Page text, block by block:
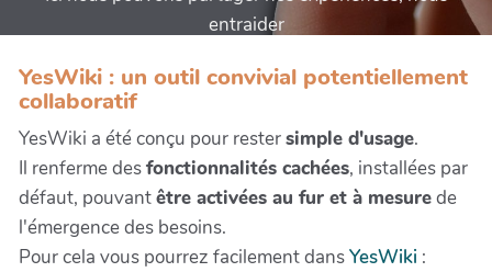
entraider
YesWiki : un outil convivial potentiellement
collaboratif
YesWiki a été conçu pour restersimple d'usage.
Il renferme desfonctionnalités cachées, installées par
défaut, pouvantêtre activées au fur et à mesurede
l'émergence des besoins.
Pour cela vous pourrez facilement dansYesWiki :